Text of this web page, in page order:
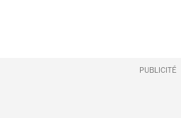
PUBLICITÉ